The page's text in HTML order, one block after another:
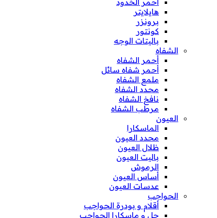
هايلايتر
برونزر
كونتور
باليتات الوجه
الشفاه
أحمر الشفاه
أحمر شفاه سائل
ملمع الشفاه
محدد الشفاه
نافخ الشفاه
مرطب الشفاه
العيون
الماسكارا
محدد العيون
ظلال العيون
باليت العيون
الرموش
أساس العيون
عدسات العيون
الحواجب
أقلام و بودرة الحواجب
جل و ماسكارا الحواجب